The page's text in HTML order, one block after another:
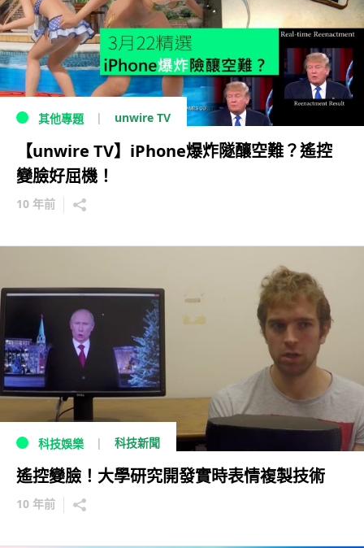
其他專題 unwire TV
【unwire TV】iPhone爆炸隧釀空難？遙控
變臉好屈機！
10 年前
科技娛樂 科技新聞
遙控變臉！大學研究開發實時表情複製技術
10 年前